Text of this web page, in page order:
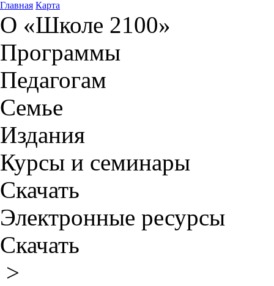
Главная Карта
О «Школе 2100»
Программы
Педагогам
Семье
Издания
Курсы и семинары
Скачать
Электронные ресурсы
Скачать
>